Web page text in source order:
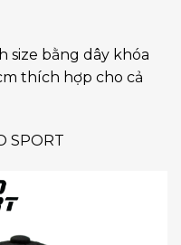
size bằng dây khóa
thích hợp cho cả
SPORT